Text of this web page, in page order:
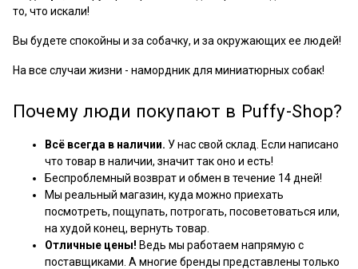
то, что искали!
Вы будете спокойны и за собачку, и за окружающих ее людей!
На все случаи жизни - намордник для миниатюрных собак!
Почему люди покупают в Puffy-Shop?
Всё всегда в наличии. У нас свой склад. Если написано
что товар в наличии, значит так оно и есть!
Беспроблемный возврат и обмен в течение 14 дней!
Мы реальный магазин, куда можно приехать
посмотреть, пощупать, потрогать, посоветоваться или,
на худой конец, вернуть товар.
Отличные цены! Ведь мы работаем напрямую с
поставщиками. А многие бренды представлены только